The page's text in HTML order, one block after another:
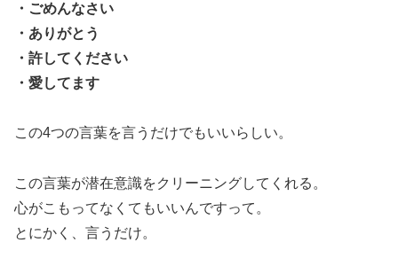
・ごめんなさい
・ありがとう
・許してください
・愛してます
この4つの言葉を言うだけでもいいらしい。
この言葉が潜在意識をクリーニングしてくれる。
心がこもってなくてもいいんですって。
とにかく、言うだけ。